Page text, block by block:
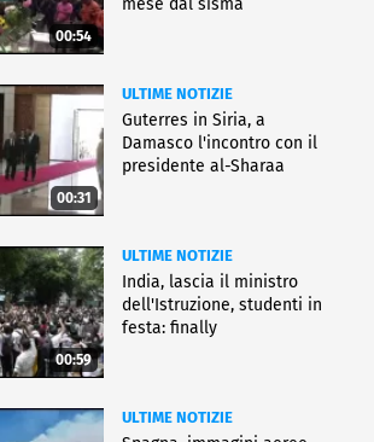
00:54
mese dal sisma
00:31
ULTIME NOTIZIE
Guterres in Siria, a
Damasco l'incontro con il
presidente al-Sharaa
00:59
ULTIME NOTIZIE
India, lascia il ministro
dell'Istruzione, studenti in
festa: finally
ULTIME NOTIZIE